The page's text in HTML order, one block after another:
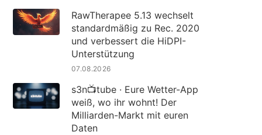
RawTherapee 5.13 wechselt
standardmäßig zu Rec. 2020
und verbessert die HiDPI-
Unterstützung
07.08.2026
s3n📺tube · Eure Wetter-App
weiß, wo ihr wohnt! Der
Milliarden-Markt mit euren
Daten